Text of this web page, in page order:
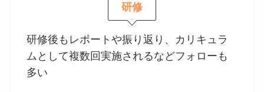
研修
研修後もレポートや振り返り、カリキュラ
ムとして複数回実施されるなどフォローも
多い